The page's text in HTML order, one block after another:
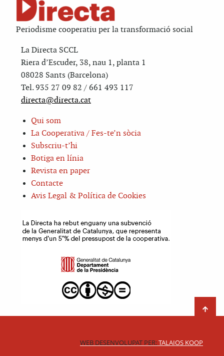
Periodisme cooperatiu per la transformació social
La Directa SCCL
Riera d’Escuder, 38, nau 1, planta 1
08028 Sants (Barcelona)
Tel. 935 27 09 82 / 661 493 117
directa@directa.cat
Qui som
La Cooperativa / Fes-te’n sòcia
Subscriu-t’hi
Botiga en línia
Revista en paper
Contacte
Avis Legal & Política de Cookies
WEB DESENVOLUPAT PER:TALAIOS KOOP